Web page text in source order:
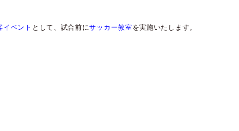
イベント として、試合前にサッカー教室を実施いたします。